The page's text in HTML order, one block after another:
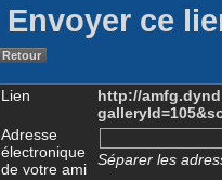
Envoyer ce
Retour
Lien
http://
Adresse
électronique
de votre ami
Séparer les